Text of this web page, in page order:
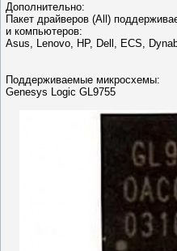
Дополнительно:
Пакет драйверов (All)
и компьютеров:
Asus, Lenovo, HP, Dell, ECS,
Поддерживаемые микросхемы:
Genesys Logic GL9755